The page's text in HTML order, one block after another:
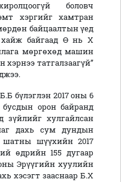
боловч
хэргийг хамтран
байцаалтын үед
хайж байгаад Ө нь Х
мөргөхөд машин
хэрнээ татгалзаагүй”
бүлэглэн 2017 оны 6
орон байранд
зүйлийг хулгайлсан
дахь сум дундын
шатны шүүхийн 2017
өдрийн 155 дугаар
Эрүүгийн хуулийн
хэсэгт зааснаар Б.Х